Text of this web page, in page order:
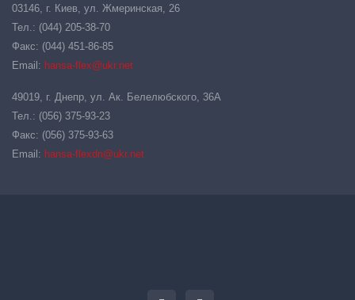
03146, г. Киев, ул. Жмеринская, 26
Тел.: (044) 205-38-70
Факс: (044) 451-86-85
Email: hansa-flex@ukr.net
49019, г. Днепр, ул. Ак. Белелюбского, 36А
Тел.: (056) 375-93-23
Факс: (056) 375-93-63
Email: hansa-flexdn@ukr.net